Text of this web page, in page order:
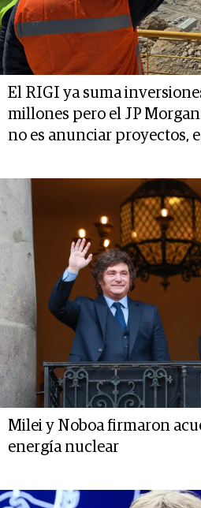
El RIGI ya suma
millones pero el JP
no es anunciar proyectos,
Milei y Noboa firmaron
energía nuclear